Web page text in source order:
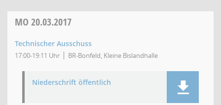
MO 20.03.2017
Technischer Ausschuss
17:00-19:11 Uhr BR-Bonfeld, Kleine Bislandhalle
Niederschrift öffentlich